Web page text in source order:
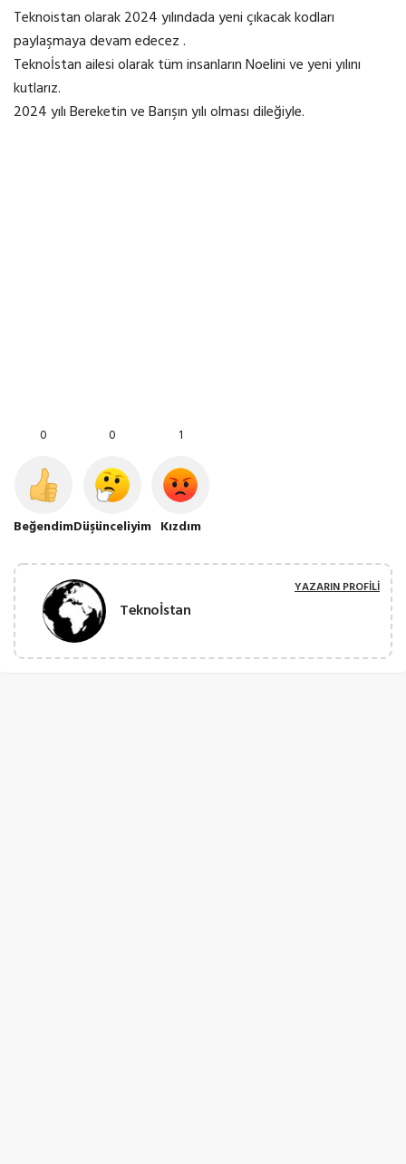
Teknoistan olarak 2024 yılındada yeni çıkacak kodları
paylaşmaya devam edecez .
Teknoİstan ailesi olarak tüm insanların Noelini ve yeni yılını
kutlarız.
2024 yılı Bereketin ve Barışın yılı olması dileğiyle.
0
Beğendim
0
Düşünceliyim
1
Kızdım
Teknoİstan
YAZARIN PROFILI